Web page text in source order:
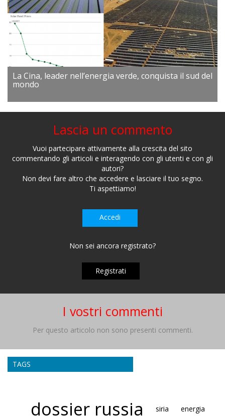
La Cina, leader nell’energia verde, conquista il sud del
mondo
Lascia un commento
Vuoi partecipare attivamente alla crescita del sito
commentando gli articoli e interagendo con gli utenti e con gli
autori?
Non devi fare altro che accedere e lasciare il tuo segno.
Ti aspettiamo!
Accedi
Non sei ancora registrato?
Registrati
I vostri commenti
Per questo articolo non sono presenti commenti.
TAGS
dossier russia siria energia